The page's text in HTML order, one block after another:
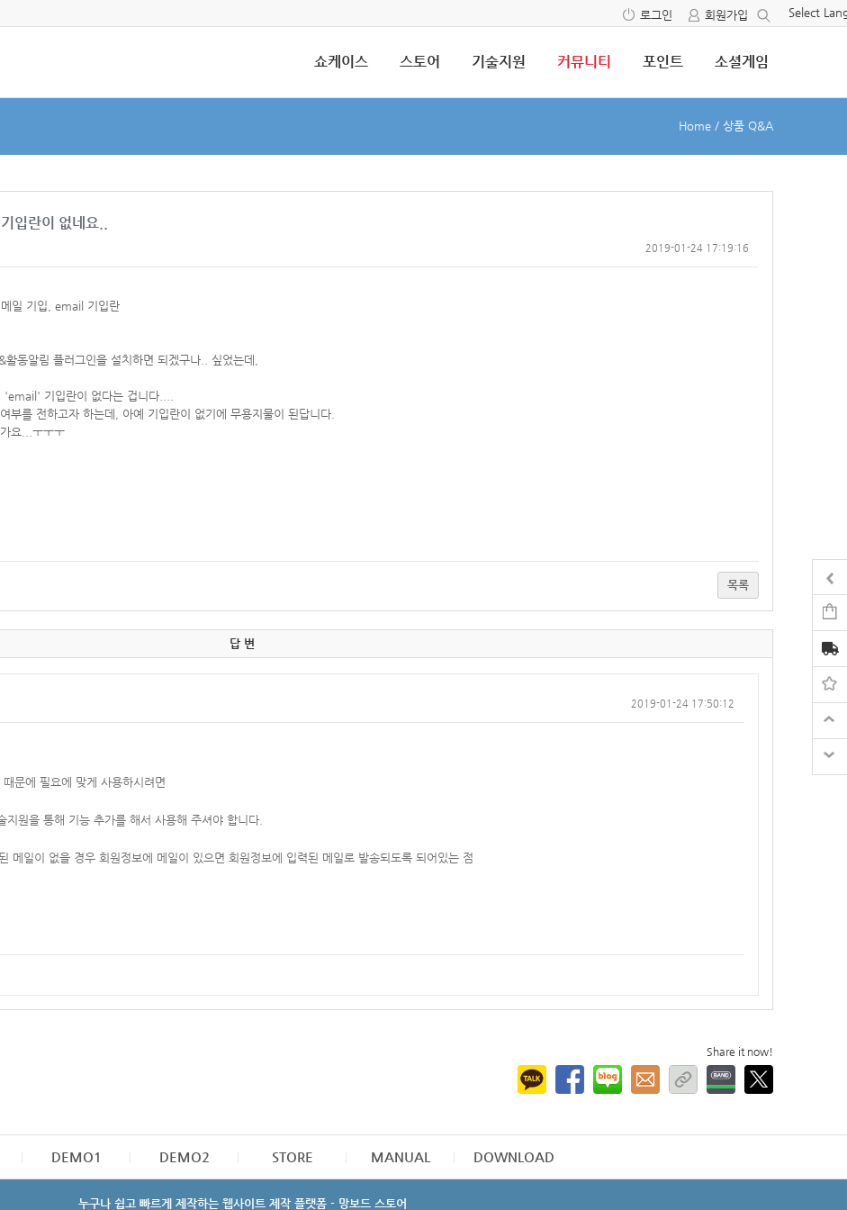
Select
로그인 회원가입
쇼케이스 스토어 기술지원 커뮤니티 포인트 소셜게임
Home / 상품 Q&A
란이 없네요..
2019-01-24 17:19:16
일 기입, email 기입란
활동알림 플러그인을 설치하면 되겠구나.. 싶었는데,
기입란이 없다는 겁니다....
를 전하고자 하는데, 아예 기입란이 없기에 무용지물이 된답니다.
요...ㅜㅜㅜ
목록
답 변
2019-01-24 17:50:12
문에 필요에 맞게 사용하시려면
원을 통해 기능 추가를 해서 사용해 주셔야 합니다.
메일이 없을 경우 회원정보에 메일이 있으면 회원정보에 입력된 메일로 발송되도록 되어있는 점
Share it now!
DEMO1 DEMO2 STORE MANUAL DOWNLOAD
누구나 쉽고 빠르게 제작하는 웹사이트 제작 플랫폼 - 망보드 스토어